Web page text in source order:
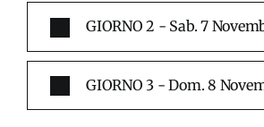
GIORNO 2 - Sab. 7
GIORNO 3 - Dom. 8